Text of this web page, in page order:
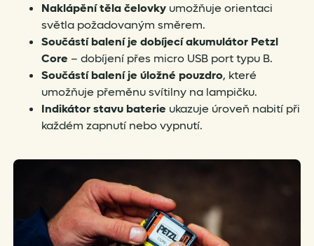
Naklápění těla čelovkyumožňuje orientaci
světla požadovaným směrem.
Součástí balení je dobíjecí akumulátor Petzl
Core – dobíjení přes micro USB port typu B.
Součástí balení je úložné pouzdro, které
umožňuje přeměnu svítilny na lampičku.
Indikátor stavu baterie ukazuje úroveň nabití při
každém zapnutí nebo vypnutí.